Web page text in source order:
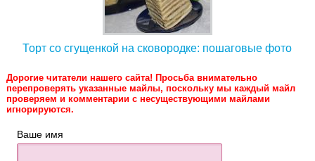
Торт со сгущенкой на сковородке: пошаговые фото
Дорогие читатели нашего сайта! Просьба внимательно
перепроверять указанные майлы, поскольку мы каждый майл
проверяем и комментарии с несуществующими майлами
игнорируются.
Ваше имя